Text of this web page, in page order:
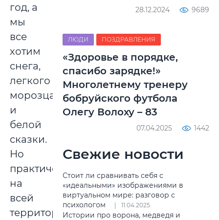
год, а
мы
все
хотим
снега,
легкого
морозца
и
белой
сказки.
Но
практически
на
всей
территории
28.12.2024 9689
ЛЮДИ ПОЗДРАВЛЕНИЯ
«Здоровье в порядке,
спасибо зарядке!»
Многолетнему тренеру
бобруйского футбола
Олегу Волоху – 83
07.04.2025 1442
Свежие новости
Стоит ли сравнивать себя с
«идеальными» изображениями в
виртуальном мире: разговор с
психологом
11.04.2025
Истории про ворона, медведя и